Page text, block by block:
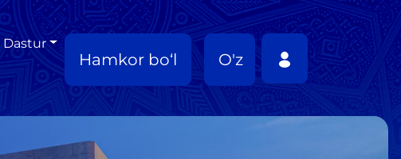
Dastur
Hamkor bo‘l O'z